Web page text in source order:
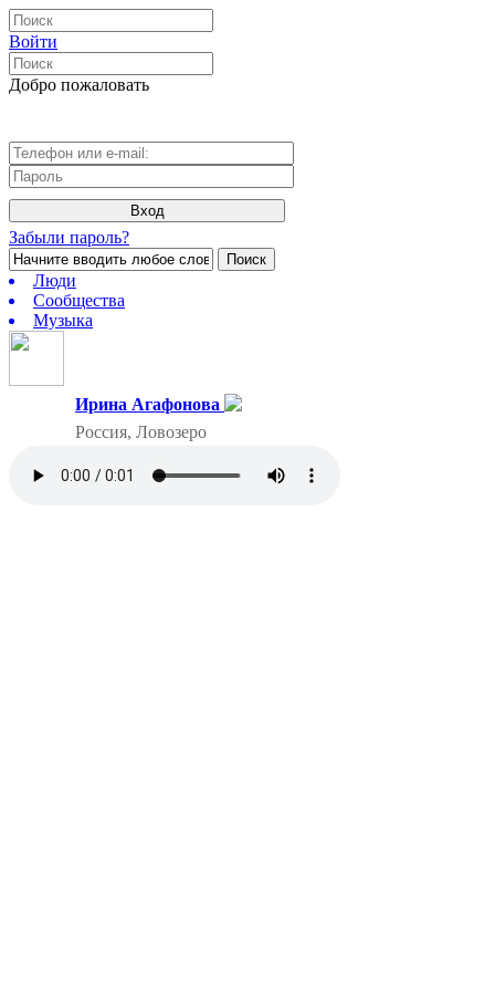
Войти
Добро пожаловать
Вход
Забыли пароль?
Поиск
Люди
Сообщества
Музыка
Ирина Агафонова
Россия, Ловозеро